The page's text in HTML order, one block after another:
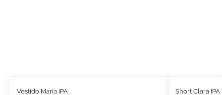
Vestido Maria IPA Short Clara IPA